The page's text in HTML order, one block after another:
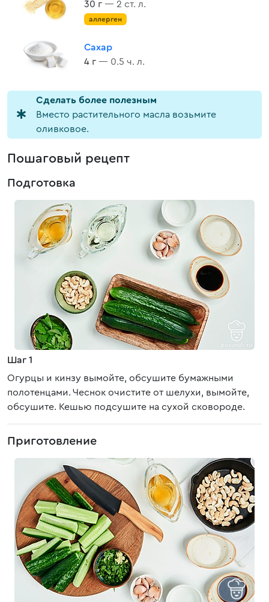
30 г — 2 ст. л.
аллерген
Сахар
4 г — 0.5 ч. л.
Cделать более полезным
Вместо растительного масла возьмите
оливковое.
Пошаговый рецепт
Подготовка
Шаг 1
Огурцы и кинзу вымойте, обсушите бумажными
полотенцами. Чеснок очистите от шелухи, вымойте,
обсушите. Кешью подсушите на сухой сковороде.
Приготовление